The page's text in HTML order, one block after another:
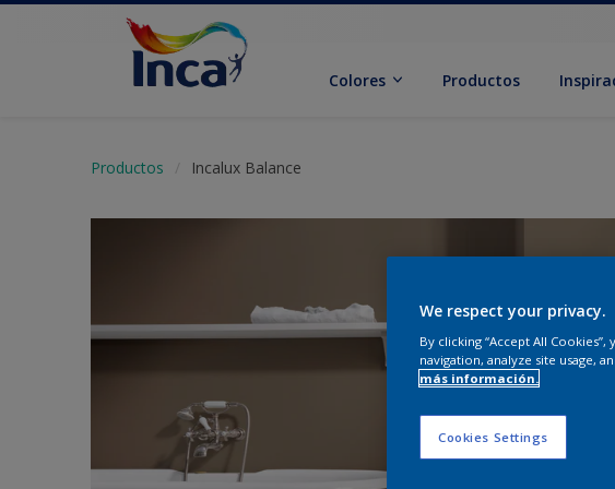
Colores Productos
Productos Incalux Balance
We respect your privacy.
By clicking “Accept All
navigation, analyze site usage,
más información.
Cookies Settings